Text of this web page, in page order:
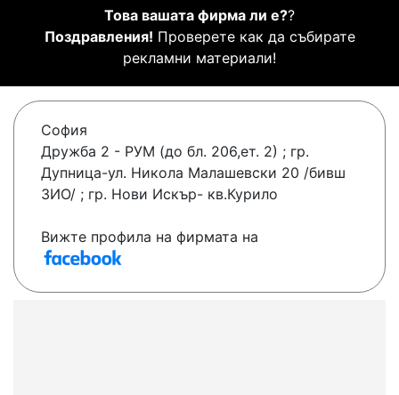
Това вашата фирма ли е??
Поздравления! Проверете как да събирате
рекламни материали!
София
Дружба 2 - РУМ (до бл. 206,ет. 2) ; гр.
Дупница-ул. Никола Малашевски 20 /бивш
ЗИО/ ; гр. Нови Искър- кв.Курило
Вижте профила на фирмата на